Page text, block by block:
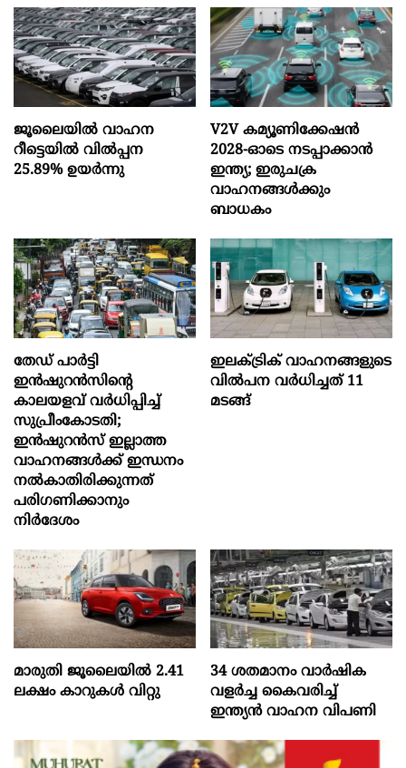
ജൂലൈയിൽ വാഹന
റീട്ടെയിൽ വിൽപ്പന
25.89% ഉയർന്നു
V2V കമ്യൂണിക്കേഷൻ
2028-ഓടെ നടപ്പാക്കാൻ
ഇന്ത്യ; ഇരുചക്ര
വാഹനങ്ങൾക്കും
ബാധകം
തേഡ് പാർട്ടി
ഇൻഷുറൻസിന്റെ
കാലയളവ് വർധിപ്പിച്ച്
സുപ്രീംകോടതി;
ഇൻഷുറൻസ് ഇല്ലാത്ത
വാഹനങ്ങൾക്ക് ഇന്ധനം
നൽകാതിരിക്കുന്നത്
പരിഗണിക്കാനും
നിർദേശം
ഇലക്ട്രിക് വാഹനങ്ങളുടെ
വിൽപന വർധിച്ചത് 11
മടങ്ങ്
മാരുതി ജൂലൈയിൽ 2.41
ലക്ഷം കാറുകൾ വിറ്റു
34 ശതമാനം വാർഷിക
വളർച്ച കൈവരിച്ച്
ഇന്ത്യൻ വാഹന വിപണി